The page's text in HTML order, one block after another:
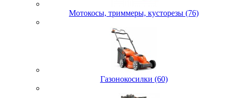
Мотокосы, триммеры, кусторезы (76)
Газонокосилки (60)